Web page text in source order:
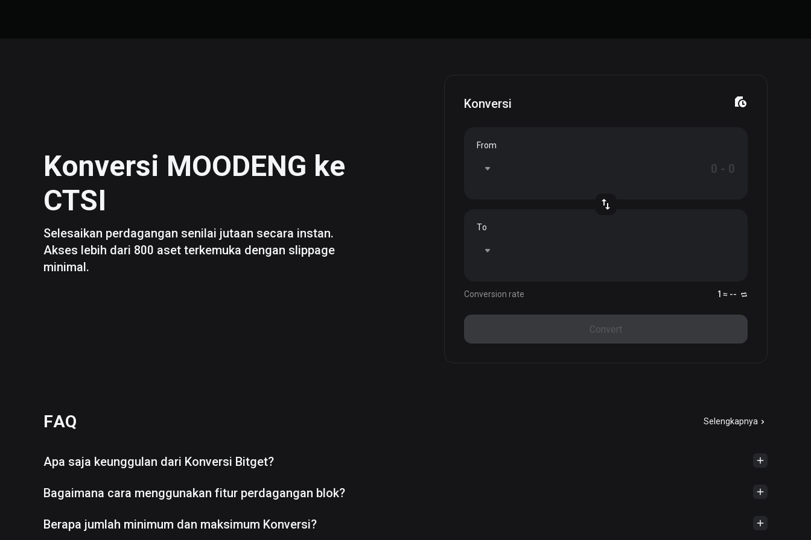
Konversi MOODENG ke
CTSI
Selesaikan perdagangan senilai jutaan secara instan.
Akses lebih dari 800 aset terkemuka dengan slippage
minimal.
Konversi
From
To
Conversion rate 1 ≈ --
Convert
FAQ Selengkapnya
Apa saja keunggulan dari Konversi Bitget?
Bagaimana cara menggunakan fitur perdagangan blok?
Berapa jumlah minimum dan maksimum Konversi?